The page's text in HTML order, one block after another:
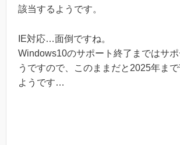
該当するようです。
IE対応…面倒ですね。
Windows10のサポート終了まではサ
うですので、このままだと2025年ま
ようです…